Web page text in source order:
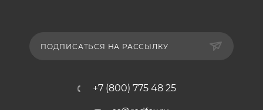
ПОДПИСАТЬСЯ НА РАССЫЛКУ
+7 (800) 775 48 25